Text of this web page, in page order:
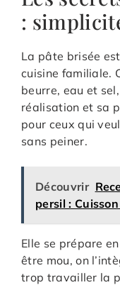
:
La pâte brisée
cuisine familiale.
beurre, eau et
réalisation et sa
pour ceux qui
sans peiner.
Découvrir
persil :
Elle se prépare
être mou, on
trop travailler la